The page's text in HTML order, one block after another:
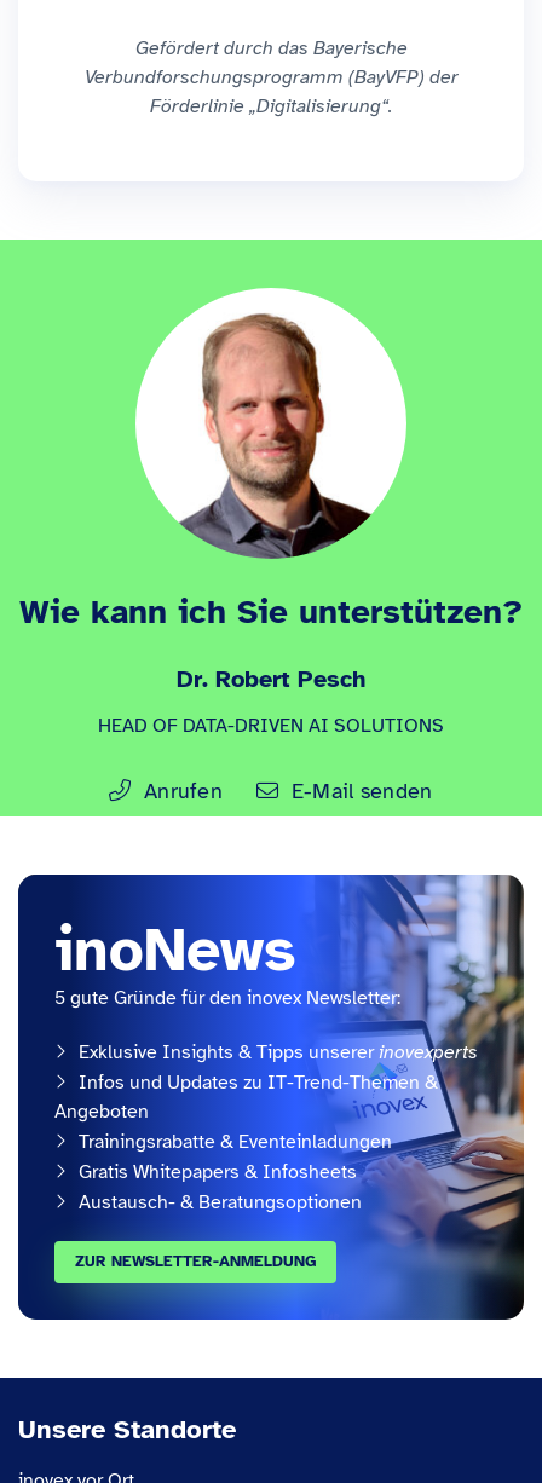
Gefördert durch das Bayerische
Verbundforschungsprogramm (BayVFP) der
Förderlinie „Digitalisierung“.
Wie kann ich Sie unterstützen?
Dr. Robert Pesch
HEAD OF DATA-DRIVEN AI SOLUTIONS
Anrufen E-Mail senden
inoNews
5 gute Gründe für den inovex Newsletter:
Exklusive Insights & Tipps unserer inovexperts
Infos und Updates zu IT-Trend-Themen &
Angeboten
Trainingsrabatte & Eventeinladungen
Gratis Whitepapers & Infosheets
Austausch- & Beratungsoptionen
ZUR NEWSLETTER-ANMELDUNG
Unsere Standorte